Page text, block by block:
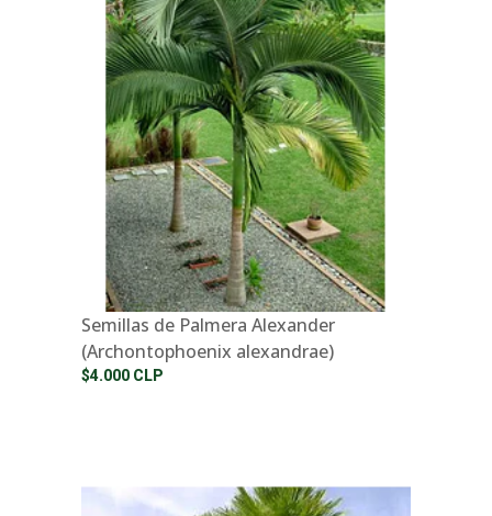
Semillas de Palmera Alexander
(Archontophoenix alexandrae)
$4.000 CLP